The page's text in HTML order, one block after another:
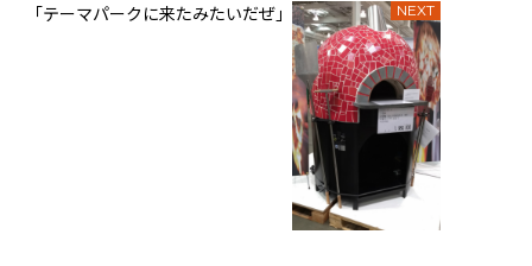
NEXT
「テーマパークに来たみたいだぜ」